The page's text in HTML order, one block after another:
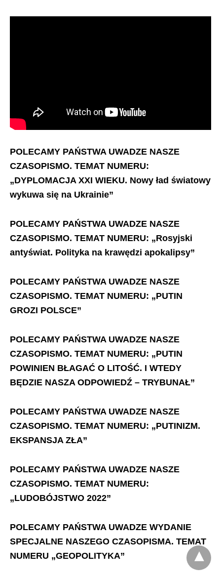
POLECAMY PAŃSTWA UWADZE NASZE
CZASOPISMO. TEMAT NUMERU:
„DYPLOMACJA XXI WIEKU. Nowy ład światowy
wykuwa się na Ukrainie”
POLECAMY PAŃSTWA UWADZE NASZE
CZASOPISMO. TEMAT NUMERU: „Rosyjski
antyświat. Polityka na krawędzi apokalipsy”
POLECAMY PAŃSTWA UWADZE NASZE
CZASOPISMO. TEMAT NUMERU: „PUTIN
GROZI POLSCE”
POLECAMY PAŃSTWA UWADZE NASZE
CZASOPISMO. TEMAT NUMERU: „PUTIN
POWINIEN BŁAGAĆ O LITOŚĆ. I WTEDY
BĘDZIE NASZA ODPOWIEDŹ – TRYBUNAŁ”
POLECAMY PAŃSTWA UWADZE NASZE
CZASOPISMO. TEMAT NUMERU: „PUTINIZM.
EKSPANSJA ZŁA”
POLECAMY PAŃSTWA UWADZE NASZE
CZASOPISMO. TEMAT NUMERU:
„LUDOBÓJSTWO 2022”
POLECAMY PAŃSTWA UWADZE WYDANIE
SPECJALNE NASZEGO CZASOPISMA. TEMAT
NUMERU „GEOPOLITYKA”